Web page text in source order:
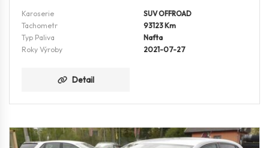
Karoserie
SUV OFFROAD
Tachometr
93123 Km
Typ Paliva
Nafta
Roky Výroby
2021-07-27
Detail